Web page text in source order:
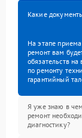
Какие
На этапе
ремонт вам
обязательств
по ремонту
гарантийный
Я уже знаю в
ремонт
диагностику?